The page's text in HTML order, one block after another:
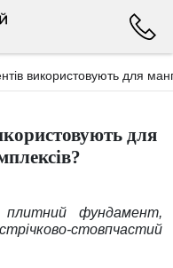
використовують для
для
плитний фундамент,
стовпчастий